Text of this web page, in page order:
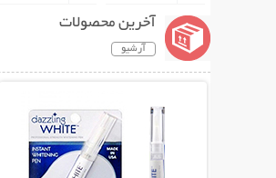
آخرین محصولات
آرشیو